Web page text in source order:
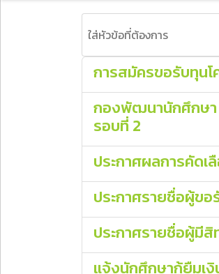
การสมัครขอรับทุน
กองพัฒนานักศึกษา
รอบที่ 2
ประกาศผลการคัด
ประกาศรายชื่อผู้ข
ประกาศรายชื่อผู้มี
แจ้งนักศึกษากู้ยืมเ